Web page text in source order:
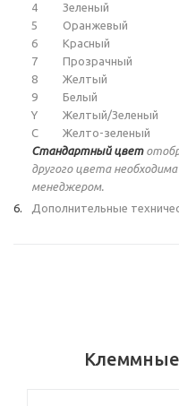
4
Зеленый
5
Оранжевый
6
Красный
7
Прозрачный
8
Желтый
9
Белый
Y
Желтый/Зеленый
C
Желто-зеленый
Стандартный цвет
другого цвета
менеджером.
Дополнительные
Клеммные